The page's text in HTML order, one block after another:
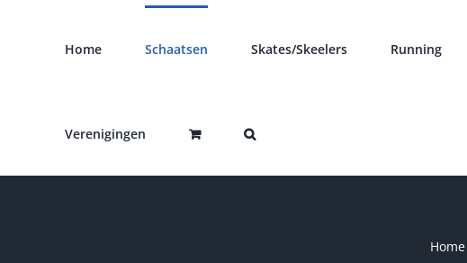
Home Schaatsen Skates/Skeelers Running
Verenigingen
Home